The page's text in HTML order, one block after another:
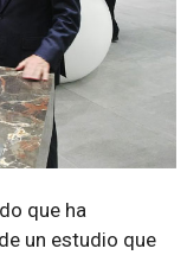
que ha
un estudio que